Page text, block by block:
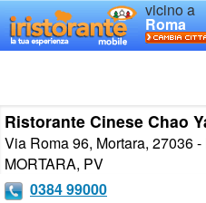
vicino a
Roma
Ristorante Cinese Chao
Via Roma 96, Mortara, 27036
MORTARA, PV
0384 99000